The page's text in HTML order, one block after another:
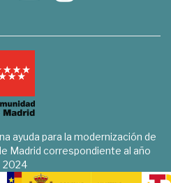
ayuda para la modernización de
Madrid correspondiente al año
2024